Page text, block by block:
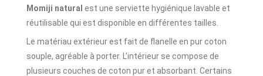
Momiji natural est une serviette hygiénique lavable et
réutilisable qui est disponible en différentes tailles.
Le matériau extérieur est fait de flanelle en pur coton
souple, agréable à porter. L’intérieur se compose de
plusieurs couches de coton pur et absorbant. Certains